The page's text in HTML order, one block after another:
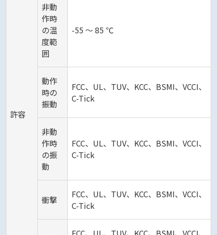
許容
非動
作時
の温
度範
囲
-55 ～ 85 ℃
動作
時の
振動
FCC、UL、TUV、KCC、BSMI、VCCI、
C-Tick
非動
作時
の振
動
FCC、UL、TUV、KCC、BSMI、VCCI、
C-Tick
衝撃
FCC、UL、TUV、KCC、BSMI、VCCI、
C-Tick